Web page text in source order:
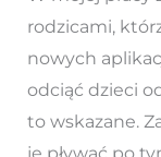
rodzicami,
nowych
odciąć dzieci
to wskazane.
je pływać po